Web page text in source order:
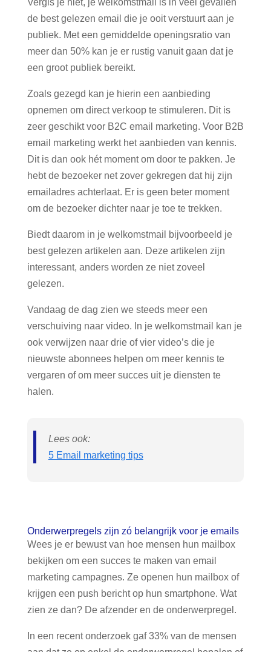
de best gelezen email die je ooit verstuurt aan je
publiek. Met een gemiddelde openingsratio van
meer dan 50% kan je er rustig vanuit gaan dat je
een groot publiek bereikt.
Zoals gezegd kan je hierin een aanbieding
opnemen om direct verkoop te stimuleren. Dit is
zeer geschikt voor B2C email marketing. Voor B2B
email marketing werkt het aanbieden van kennis.
Dit is dan ook hét moment om door te pakken. Je
hebt de bezoeker net zover gekregen dat hij zijn
emailadres achterlaat. Er is geen beter moment
om de bezoeker dichter naar je toe te trekken.
Biedt daarom in je welkomstmail bijvoorbeeld je
best gelezen artikelen aan. Deze artikelen zijn
interessant, anders worden ze niet zoveel
gelezen.
Vandaag de dag zien we steeds meer een
verschuiving naar video. In je welkomstmail kan je
ook verwijzen naar drie of vier video’s die je
nieuwste abonnees helpen om meer kennis te
vergaren of om meer succes uit je diensten te
halen.
Lees ook:
5 Email marketing tips
Onderwerpregels zijn zó belangrijk voor je emails
Wees je er bewust van hoe mensen hun mailbox
bekijken om een succes te maken van email
marketing campagnes. Ze openen hun mailbox of
krijgen een push bericht op hun smartphone. Wat
zien ze dan? De afzender en de onderwerpregel.
In een recent onderzoek gaf 33% van de mensen